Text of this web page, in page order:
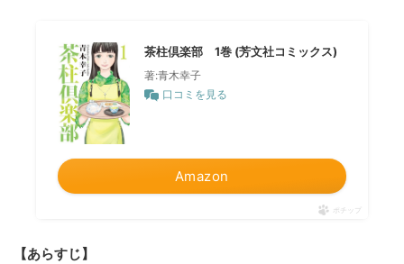
茶柱倶楽部 1巻 (芳文社コミックス)
著:青木幸子
口コミを見る
Amazon
ポチップ
【あらすじ】